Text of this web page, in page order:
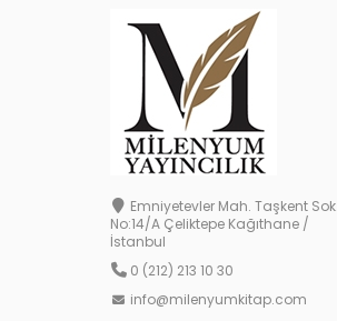
Emniyetevler Mah. Taşkent Sok.
No:14/A Çeliktepe Kağıthane /
İstanbul
0 (212) 213 10 30
info@milenyumkitap.com